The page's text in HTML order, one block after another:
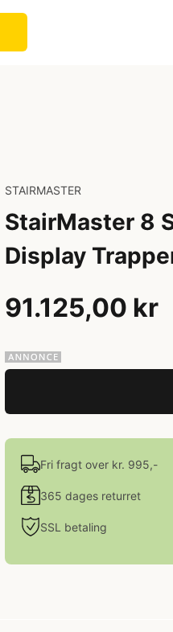
STAIRMASTER
StairMaster 8
Display
91.125,00 kr
Fri fragt over kr. 995,-
365 dages returret
SSL betaling